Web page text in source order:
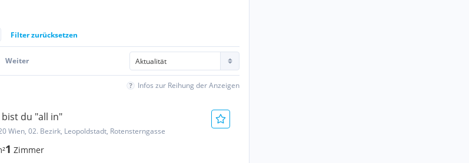
Filter zurücksetzen
Weiter
Infos zur Reihung der Anzeigen
du "all in"
Wien, 02. Bezirk, Leopoldstadt, Rotensterngasse
1 Zimmer